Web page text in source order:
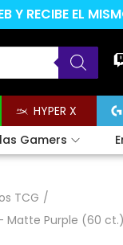
Y RECIBE EL
HYPER X
Gamers
TCG /
Matte Purple (60 ct.)